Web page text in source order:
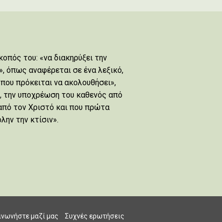
του: «να διακηρύξει την
όπως αναφέρεται σε ένα λεξικό,
πρόκειται να ακολουθήσει»,
την υποχρέωση του καθενός από
τον Χριστό και που πρώτα
την κτίσιν».
μαζί μας Συχνές ερωτήσεις